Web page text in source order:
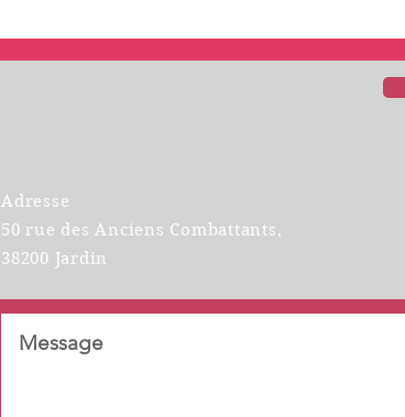
Adresse
50 rue des Anciens Combattants,
38200 Jardin